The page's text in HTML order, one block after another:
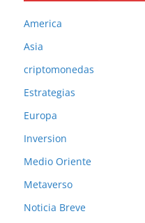
America
Asia
criptomonedas
Estrategias
Europa
Inversion
Medio Oriente
Metaverso
Noticia Breve